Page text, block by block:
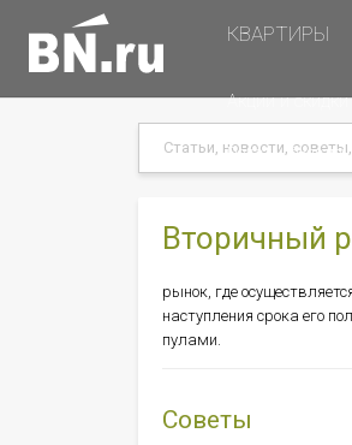
Основная
КВАРТИРЫ
навигация
Акции и скидки
Меню
в
(справа)
Подать
Search
Search
Вторичный
рынок, где
наступления срока его
пулами.
Советы